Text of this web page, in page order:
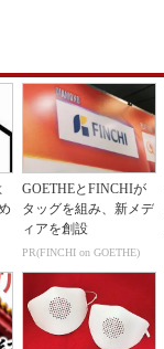
GOETHEとFINCHIが
タッグを組み、新メデ
ィアを創設
PR(FINCHI on GOETHE)